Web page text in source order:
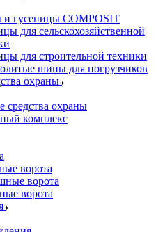
гусеницы COMPOSIT
для сельскохозяйственной
для строительной техники
шины для погрузчиков
охраны
охраны
комплекс
ворота
ворота
ворота